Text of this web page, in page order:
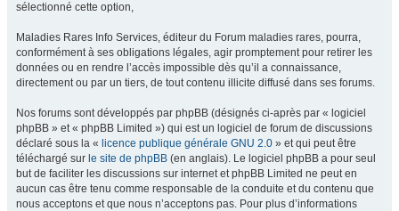
sélectionné cette option,
Maladies Rares Info Services, éditeur du Forum maladies rares, pourra,
conformément à ses obligations légales, agir promptement pour retirer les
données ou en rendre l’accès impossible dès qu’il a connaissance,
directement ou par un tiers, de tout contenu illicite diffusé dans ses forums.
Nos forums sont développés par phpBB (désignés ci-après par « logiciel
phpBB » et « phpBB Limited ») qui est un logiciel de forum de discussions
déclaré sous la « licence publique générale GNU 2.0 » et qui peut être
téléchargé sur le site de phpBB (en anglais). Le logiciel phpBB a pour seul
but de faciliter les discussions sur internet et phpBB Limited ne peut en
aucun cas être tenu comme responsable de la conduite et du contenu que
nous acceptons et que nous n’acceptons pas. Pour plus d’informations